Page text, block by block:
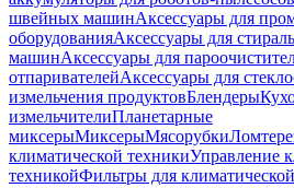
швейных машинАксессуары для
оборудованияАксессуары для
машинАксессуары для
отпаривателейАксессуары для
измельчения продуктовБлендеры
измельчителиПланетарные
миксерыМиксерыМясорубки
климатической техникиУправление
техникойФильтры для